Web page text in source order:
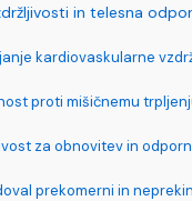
in telesna
kardiovaskularne
proti mišičnemu
za obnovitev in
prekomerni in